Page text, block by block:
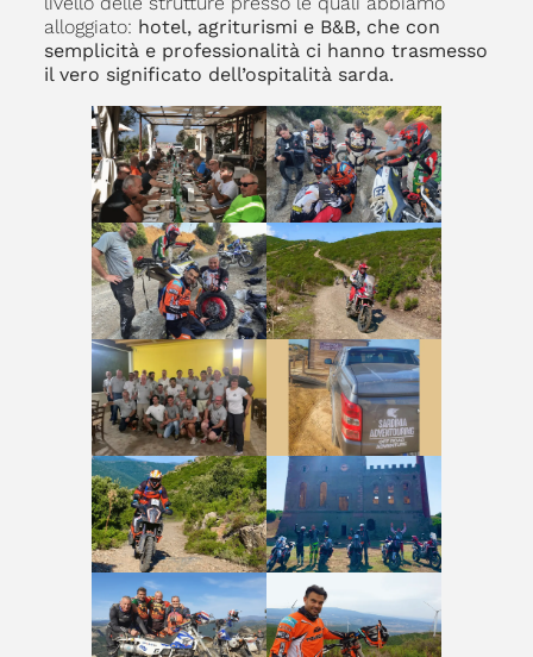
alloggiato: hotel, agriturismi e B&B, che con
semplicità e professionalità ci hanno trasmesso
il vero significato dell’ospitalità sarda.